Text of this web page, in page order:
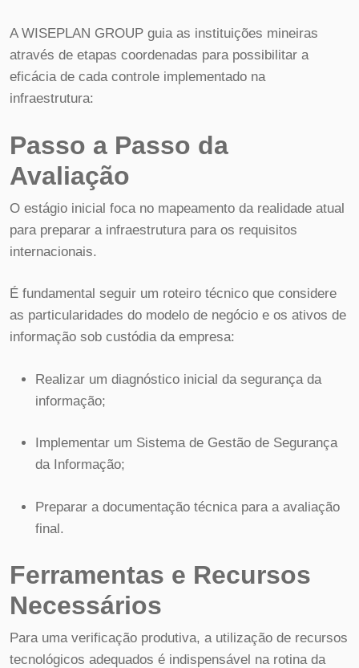
A WISEPLAN GROUP guia as instituições mineiras
através de etapas coordenadas para possibilitar a
eficácia de cada controle implementado na
infraestrutura:
Passo a Passo da
Avaliação
O estágio inicial foca no mapeamento da realidade atual
para preparar a infraestrutura para os requisitos
internacionais.
É fundamental seguir um roteiro técnico que considere
as particularidades do modelo de negócio e os ativos de
informação sob custódia da empresa:
Realizar um diagnóstico inicial da segurança da
informação;
Implementar um Sistema de Gestão de Segurança
da Informação;
Preparar a documentação técnica para a avaliação
final.
Ferramentas e Recursos
Necessários
Para uma verificação produtiva, a utilização de recursos
tecnológicos adequados é indispensável na rotina da